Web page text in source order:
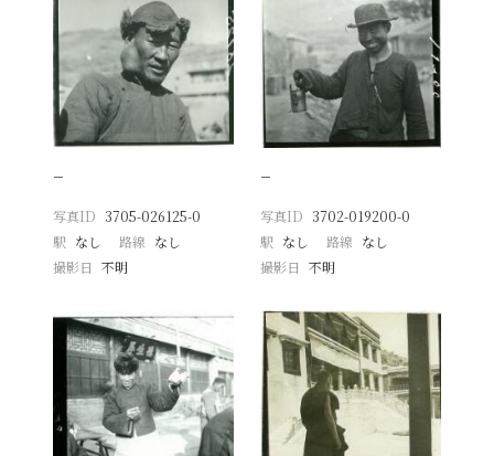
−
写真ID 3705-026125-0
駅 なし 路線 なし
撮影日
不明
−
写真ID 3702-019200-0
駅 なし 路線 なし
撮影日 不明